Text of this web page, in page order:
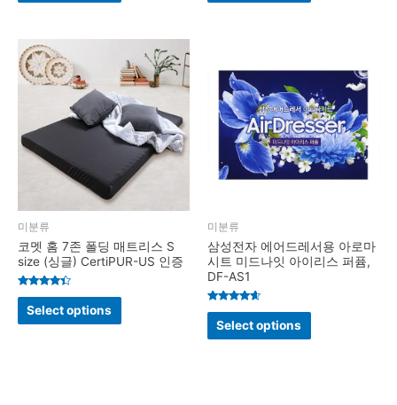
미분류
코멧 홈 7존 폴딩 매트리스 S
size (싱글) CertiPUR-US 인증
Rated
4.2
out of 5
Select options
미분류
삼성전자 에어드레서용 아로마
시트 미드나잇 아이리스 퍼퓸,
DF-AS1
Rated
4.4
out of 5
Select options